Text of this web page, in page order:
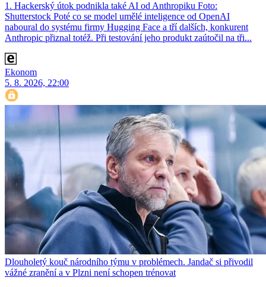
1. Hackerský útok podnikla také AI od Anthropiku Foto:
Shutterstock Poté co se model umělé inteligence od OpenAI
naboural do systému firmy Hugging Face a tří dalších, konkurent
Anthro­pic přiznal totéž. Při testování jeho produkt zaútočil na tři...
Ekonom
5. 8. 2026, 22:00
Dlouholetý kouč národního týmu v problémech. Jandač si přivodil
vážné zranění a v Plzni není schopen trénovat